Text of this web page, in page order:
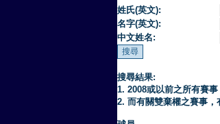
姓氏(英文):
名字(英文):
中文姓名:
搜尋結果:
1. 2008或以前之所有賽事
2. 而有關雙棄權之賽事